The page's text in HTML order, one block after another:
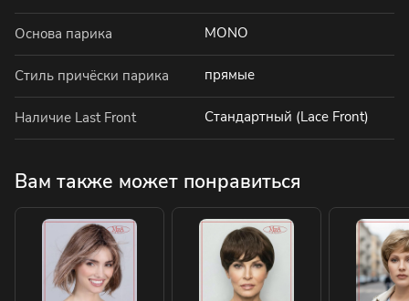
Основа парика MONO
Стиль причёски парика прямые
Наличие Last Front Стандартный (Lace Front)
Вам также может понравиться